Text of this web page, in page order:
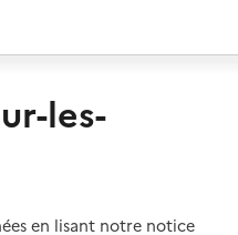
les-
en lisant notre notice